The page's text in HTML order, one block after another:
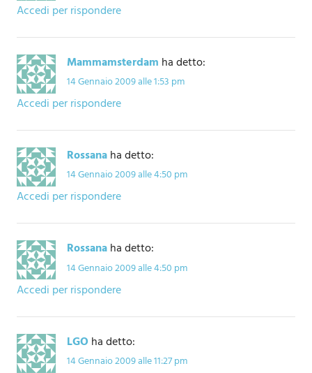
Accedi per rispondere
Mammamsterdam ha detto:
14 Gennaio 2009 alle 1:53 pm
Accedi per rispondere
Rossanaha detto:
14 Gennaio 2009 alle 4:50 pm
Accedi per rispondere
Rossanaha detto:
14 Gennaio 2009 alle 4:50 pm
Accedi per rispondere
LGO ha detto:
14 Gennaio 2009 alle 11:27 pm